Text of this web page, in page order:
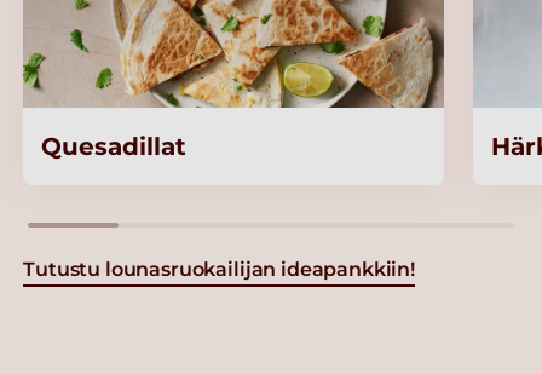
Quesadillat
Tutustu lounasruokailijan ideapankkiin!